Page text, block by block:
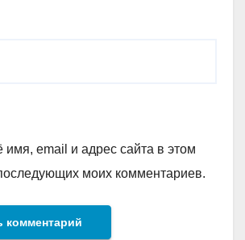
имя, email и адрес сайта в этом
моих комментариев.